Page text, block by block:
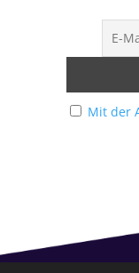
Mit der